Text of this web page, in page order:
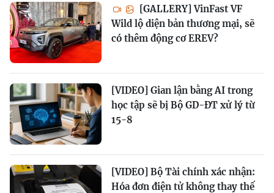
[GALLERY] VinFast VF
Wild lộ diện bản thương mại, sẽ
có thêm động cơ EREV?
[VIDEO] Gian lận bằng AI trong
học tập sẽ bị Bộ GD-ĐT xử lý từ
15-8
[VIDEO] Bộ Tài chính xác nhận:
Hóa đơn điện tử không thay thế